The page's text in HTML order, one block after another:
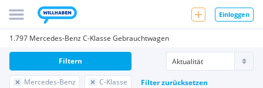
Einloggen
1.797 Mercedes-Benz C-Klasse Gebrauchtwagen
Mercedes-Benz C-Klasse Filter zurücksetzen
Filtern